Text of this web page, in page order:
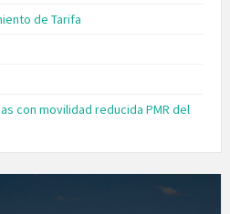
de Tarifa
con movilidad reducida PMR del